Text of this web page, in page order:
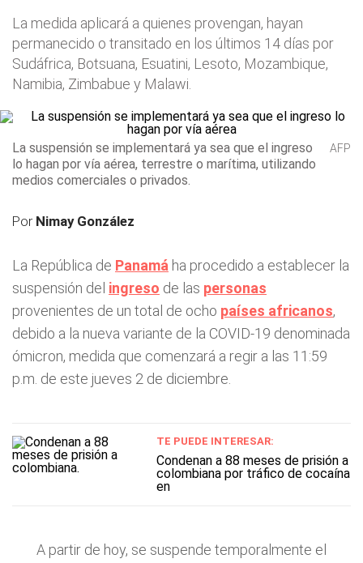
La medida aplicará a quienes provengan, hayan
permanecido o transitado en los últimos 14 días por
Sudáfrica, Botsuana, Esuatini, Lesoto, Mozambique,
Namibia, Zimbabue y Malawi.
La suspensión se implementará ya sea que el ingreso
lo hagan por vía aérea, terrestre o marítima, utilizando
medios comerciales o privados.
AFP
Por Nimay González
La República de Panamá ha procedido a establecer la
suspensión del ingreso de las personas
provenientes de un total de ocho países africanos,
debido a la nueva variante de la COVID-19 denominada
ómicron, medida que comenzará a regir a las 11:59
p.m. de este jueves 2 de diciembre.
TE PUEDE INTERESAR:
Condenan a 88 meses de prisión a
colombiana por tráfico de cocaína
en
A partir de hoy, se suspende temporalmente el